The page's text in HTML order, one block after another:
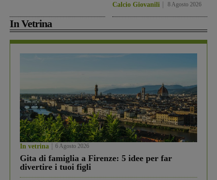
Calcio Giovanili 8 Agosto 2026
In Vetrina
In vetrina 6 Agosto 2026
Gita di famiglia a Firenze: 5 idee per far
divertire i tuoi figli